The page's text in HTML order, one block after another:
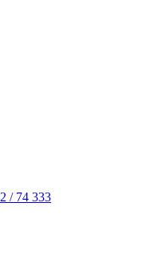
/ 74 333